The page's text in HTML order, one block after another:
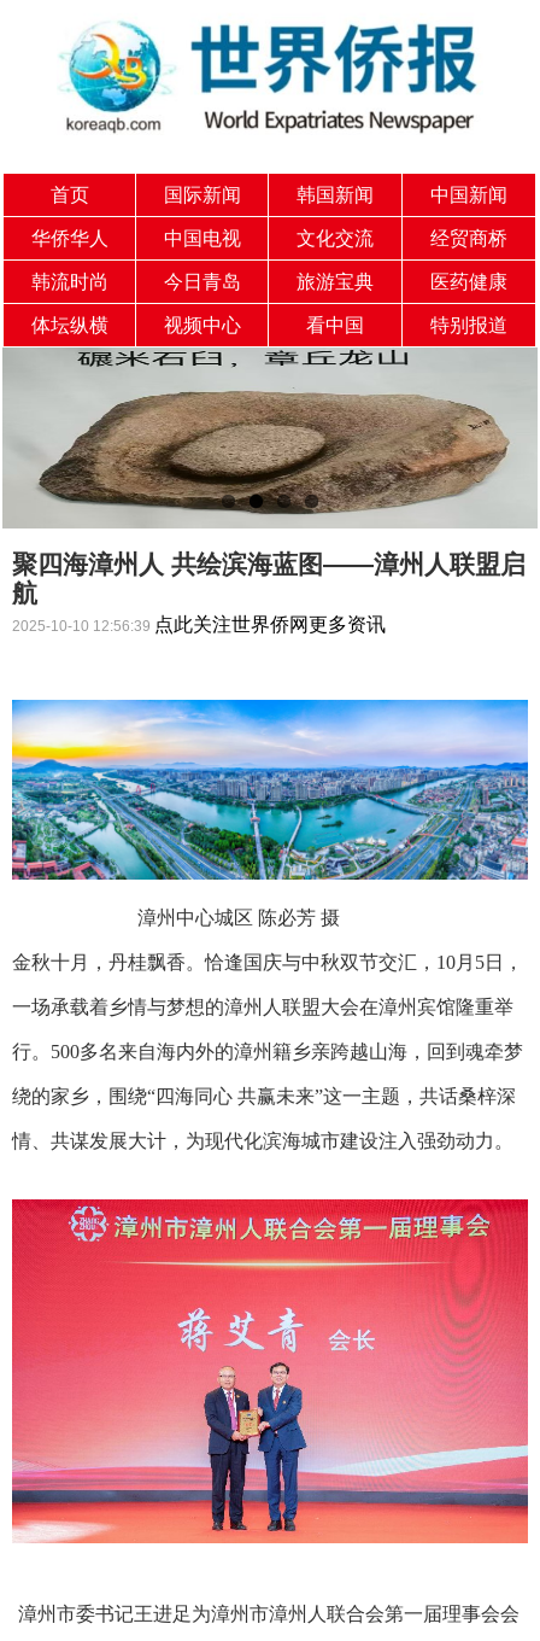
首页 国际新闻 韩国新闻 中国新闻
华侨华人 中国电视 文化交流 经贸商桥
韩流时尚 今日青岛 旅游宝典 医药健康
体坛纵横 视频中心 看中国 特别报道
聚四海漳州人 共绘滨海蓝图——漳州人联盟启
航
2025-10-10 12:56:39 点此关注世界侨网更多资讯
漳州中心城区 陈必芳 摄
金秋十月，丹桂飘香。恰逢国庆与中秋双节交汇，10月5日，
一场承载着乡情与梦想的漳州人联盟大会在漳州宾馆隆重举
行。500多名来自海内外的漳州籍乡亲跨越山海，回到魂牵梦
绕的家乡，围绕“四海同心 共赢未来”这一主题，共话桑梓深
情、共谋发展大计，为现代化滨海城市建设注入强劲动力。
漳州市委书记王进足为漳州市漳州人联合会第一届理事会会